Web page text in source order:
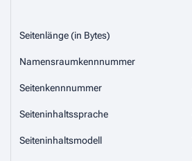
Seitenlänge (in Bytes)
Namensraumkennnummer
Seitenkennnummer
Seiteninhaltssprache
Seiteninhaltsmodell